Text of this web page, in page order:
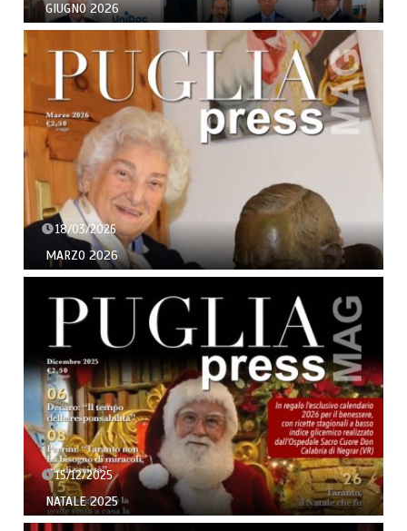
GIUGNO 2026
18/03/2026
MARZO 2026
15/12/2025
NATALE 2025